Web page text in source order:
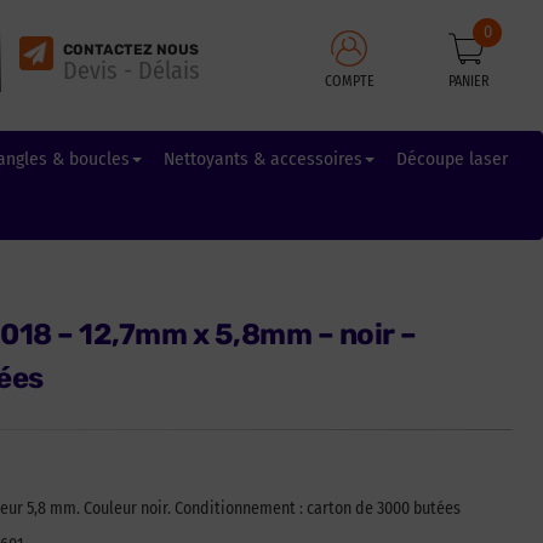
CONTACTEZ NOUS
Devis - Délais COMPTE PANIER
0
& boucles Nettoyants & accessoires Découpe laser
– 12,7mm x 5,8mm – noir –
5,8 mm. Couleur noir. Conditionnement : carton de 3000 butées